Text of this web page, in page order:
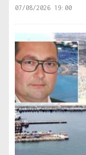
07/08/2026 19:00